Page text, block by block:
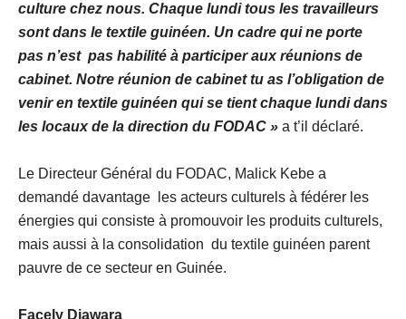
culture chez nous. Chaque lundi tous les travailleurs
sont dans le textile guinéen. Un cadre qui ne porte
pas n’est pas habilité à participer aux réunions de
cabinet. Notre réunion de cabinet tu as l’obligation de
venir en textile guinéen qui se tient chaque lundi dans
les locaux de la direction du FODAC » a t’il déclaré.
Le Directeur Général du FODAC, Malick Kebe a
demandé davantage les acteurs culturels à fédérer les
énergies qui consiste à promouvoir les produits culturels,
mais aussi à la consolidation du textile guinéen parent
pauvre de ce secteur en Guinée.
Facely Diawara